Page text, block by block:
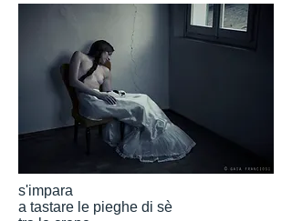
s'impara
a tastare le pieghe di sè